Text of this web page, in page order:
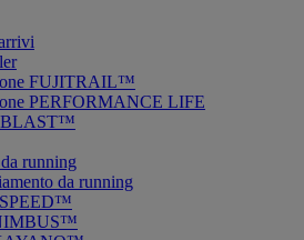
FUJITRAIL™
PERFORMANCE LIFE
running
da running